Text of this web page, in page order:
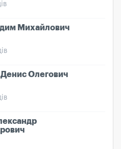
Михайлович
Денис Олегович